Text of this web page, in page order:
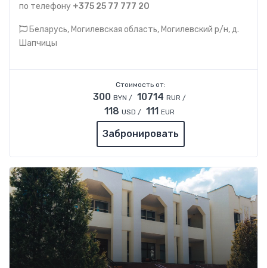
по телефону +375 25 77 777 20
Беларусь, Могилевская область, Могилевский р/н, д.
Шапчицы
Стоимость от:
300 BYN / 10714 RUR /
118 USD / 111 EUR
Забронировать